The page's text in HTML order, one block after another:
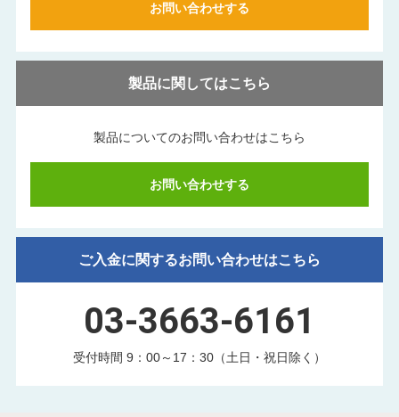
お問い合わせする
製品に関してはこちら
製品についてのお問い合わせはこちら
お問い合わせする
ご入金に関するお問い合わせはこちら
03-3663-6161
受付時間 9：00～17：30（土日・祝日除く）